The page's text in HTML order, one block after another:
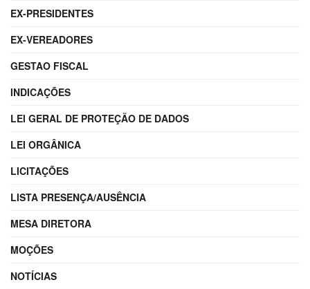
EX-PRESIDENTES
EX-VEREADORES
GESTAO FISCAL
INDICAÇÕES
LEI GERAL DE PROTEÇÃO DE DADOS
LEI ORGÂNICA
LICITAÇÕES
LISTA PRESENÇA/AUSÊNCIA
MESA DIRETORA
MOÇÕES
NOTÍCIAS